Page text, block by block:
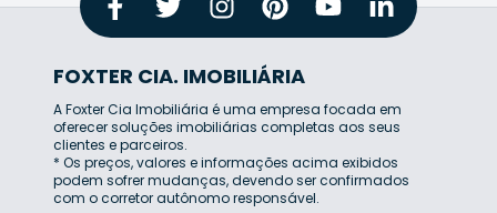
FOXTER CIA. IMOBILIÁRIA
A Foxter Cia Imobiliária é uma empresa focada em
oferecer soluções imobiliárias completas aos seus
clientes e parceiros.
* Os preços, valores e informações acima exibidos
podem sofrer mudanças, devendo ser confirmados
com o corretor autônomo responsável.